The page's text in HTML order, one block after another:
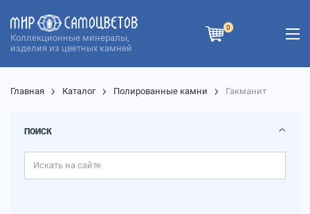
Коллекционные минералы,
изделия из цветных камней
0
Главная Каталог Полированные камни Гакманит
ПОИСК